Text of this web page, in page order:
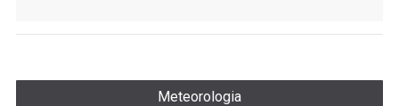
Meteorologia